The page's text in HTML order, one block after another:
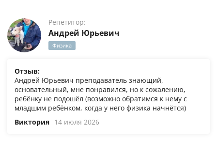
Репетитор:
Андрей Юрьевич
Физика
Отзыв:
Андрей Юрьевич преподаватель знающий,
основательный, мне понравился, но к сожалению,
ребёнку не подошёл (возможно обратимся к нему с
младшим ребёнком, когда у него физика начнётся)
Виктория 14 июля 2026